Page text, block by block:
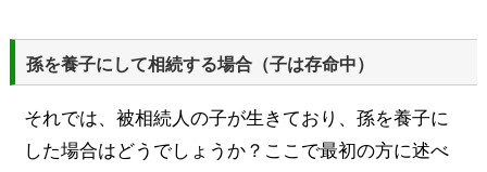
孫を養子にして相続する場合（子は存命中）
それでは、被相続人の子が生きており、孫を養子に
した場合はどうでしょうか？ここで最初の方に述べ